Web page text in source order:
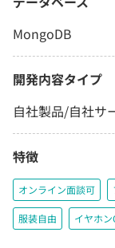
MongoDB
開発内容タイプ
自社製品/自社サ
特徴
オンライン面談可
服装自由 イヤホン